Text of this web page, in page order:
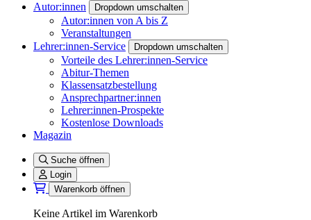
Autor:innen
Dropdown umschalten
Autor:innen von A bis Z
Veranstaltungen
Lehrer:innen-Service
Dropdown umschalten
Vorteile des Lehrer:innen-Service
Abitur-Themen
Klassensatzbestellung
Ansprechpartner:innen
Lehrer:innen-Prospekte
Kostenlose Downloads
Magazin
Suche öffnen
Login
Warenkorb öffnen
Keine Artikel im Warenkorb